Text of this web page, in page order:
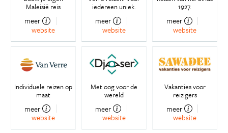
Maleisië reis
meer
website
iedereen uniek.
meer
website
1927.
meer
website
Individuele reizen op
maat
meer
website
Met oog voor de
wereld
meer
website
Vakanties voor
reizigers
meer
website